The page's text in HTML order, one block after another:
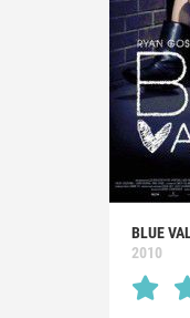
BLUE
2010